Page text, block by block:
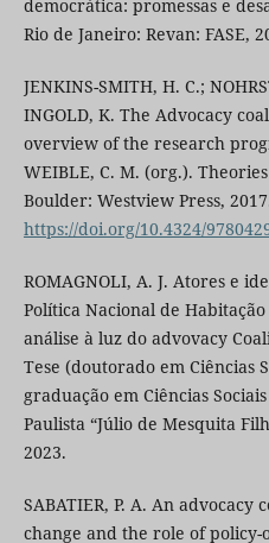
democrática: promessas e
Rio de Janeiro: Revan: FASE,
JENKINS-SMITH, H. C.;
INGOLD, K. The Advocacy
overview of the research
WEIBLE, C. M. (org.).
Boulder: Westview Press,
https://doi.org/10.4324/
ROMAGNOLI, A. J. Atores e
Política Nacional de
análise à luz do advovacy
Tese (doutorado em Ciências
graduação em Ciências
Paulista “Júlio de Mesquita
2023.
SABATIER, P. A. An
change and the role of